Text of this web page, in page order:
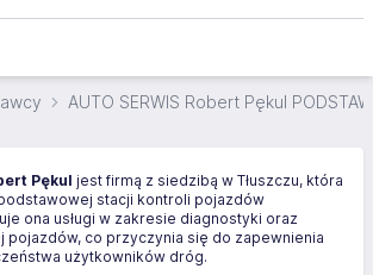
AUTO SERWIS Robert Pękul
Pękul jest firmą z siedzibą w Tłuszczu, która
stacji kontroli pojazdów
ona usługi w zakresie diagnostyki oraz
pojazdów, co przyczynia się do zapewnienia
użytkowników dróg.